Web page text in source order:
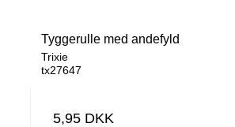
Tyggerulle med andefyld
Trixie
tx27647
5,95 DKK